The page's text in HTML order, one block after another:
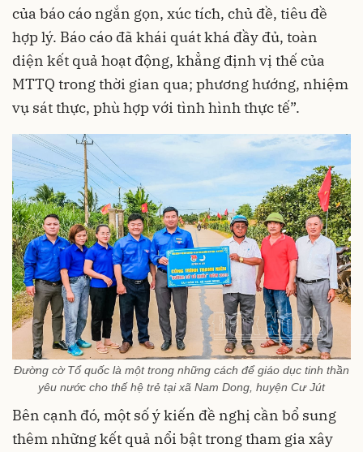
của báo cáo ngắn gọn, xúc tích, chủ đề, tiêu đề
hợp lý. Báo cáo đã khái quát khá đầy đủ, toàn
diện kết quả hoạt động, khẳng định vị thế của
MTTQ trong thời gian qua; phương hướng, nhiệm
vụ sát thực, phù hợp với tình hình thực tế”.
Đường cờ Tổ quốc là một trong những cách để giáo dục tinh thần
yêu nước cho thế hệ trẻ tại xã Nam Dong, huyện Cư Jút
Bên cạnh đó, một số ý kiến đề nghị cần bổ sung
thêm những kết quả nổi bật trong tham gia xây